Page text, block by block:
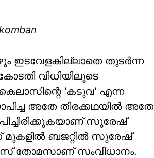
ഇടവേളകില്ലാതെ തുടര്‍ന്ന
വിധിയിലൂടെ
'കടുവ' എന്ന
അതേ തിരക്കഥയില്‍ അതേ
സുരേഷ്
മുകളില്‍ ബജറ്റില്‍ സുരേഷ്
തോമസാണ് സംവിധാനം.